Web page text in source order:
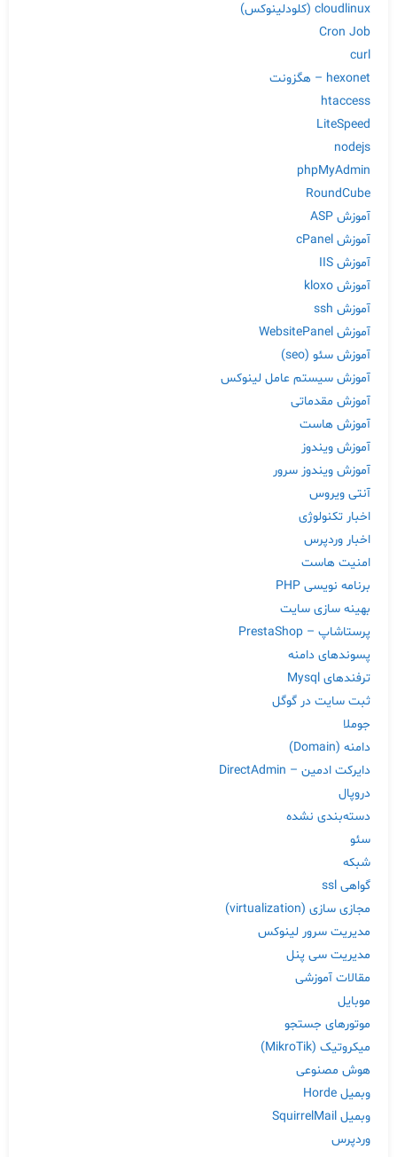
cloudlinux (کلودلینوکس)
Cron Job
curl
hexonet – هگزونت
htaccess
LiteSpeed
nodejs
phpMyAdmin
RoundCube
آموزش ASP
آموزش cPanel
آموزش IIS
آموزش kloxo
آموزش ssh
آموزش WebsitePanel
آموزش سئو (seo)
آموزش سیستم عامل لینوکس
آموزش مقدماتی
آموزش هاست
آموزش ویندوز
آموزش ویندوز سرور
آنتی ویروس
اخبار تکنولوژی
اخبار وردپرس
امنیت هاست
برنامه نویسی PHP
بهینه سازی سایت
پرستاشاپ – PrestaShop
پسوندهای دامنه
ترفندهای Mysql
ثبت سایت در گوگل
جوملا
دامنه (Domain)
دایرکت ادمین – DirectAdmin
دروپال
دسته‌بندی نشده
سئو
شبکه
گواهی ssl
مجازی سازی (virtualization)
مدیریت سرور لینوکس
مدیریت سی پنل
مقالات آموزشی
موبایل
موتورهای جستجو
میکروتیک (MikroTik)
هوش مصنوعی
وبمیل Horde
وبمیل SquirrelMail
وردپرس